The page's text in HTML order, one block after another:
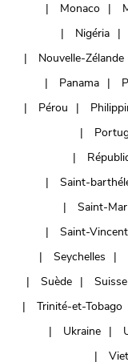
Monaco
Nigéria
Nouvelle-Zélande
Panama
Pérou
Saint-
Saint-
Saint-
Seychelles
Suède
Suisse
Trinité-et-Tobago
Ukraine